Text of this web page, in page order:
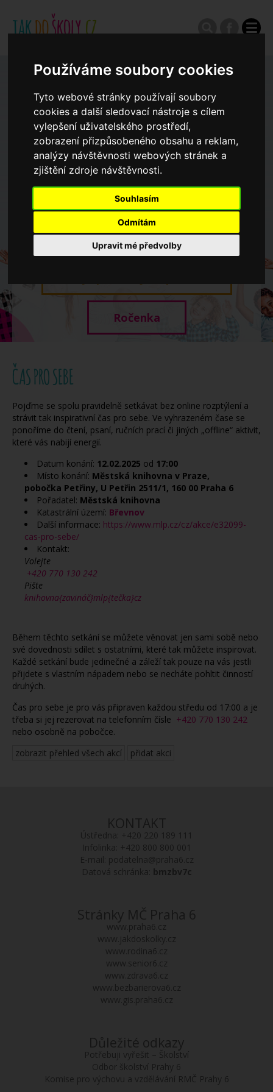
Používáme soubory cookies
Tyto webové stránky používají soubory
cookies a další sledovací nástroje s cílem
vylepšení uživatelského prostředí,
zobrazení přizpůsobeného obsahu a reklam,
analýzy návštěvnosti webových stránek a
zjištění zdroje návštěvnosti.
Souhlasím
Odmítám
Upravit mé předvolby
Zápisy do ZŠ 2026/27
Výroční zprávy
Spádové oblasti ZŠ
Koncepce školství
Dny otevřených dveří ZŠ
Ročenka
ČAS PRO SEBE
Pojďme se spolu pravidelně setkávat bez online rozptýlení a
strávit tak inspirativní čas pro sebe. Ve vyhrazeném čase se
ponoříme do čtení, psaní, ručních prací či jiných „offline“ aktivit,
které vás nabijí energií.
Datum konání: 12.02.2025 od 17:00
Místo konání: Městská knihovna v Praze,
pobočka Petřiny, U Petřin 2511/1, 160 00 Praha 6
Pořadatel: Městská knihovna
Katastrální území: Břevnov
Další informace: https://www.mlp.cz/cz/akce/e32099-
cas-pro-sebe/
Kontakt:
Volejte
+420 770 130 242
Pište
knihovna{zavináč}mlp{tečka}cz
Během těchto setkání se můžete věnovat jen sami sobě nebo
své dovednosti sdílet s ostatními, které tak můžete inspirovat.
Každé setkání bude jedinečné a záleží tak pouze na vás jestli
přijdete s vlastním nápadem nebo se necháte pohltit činností
druhých.
Čas pro sebe je pro vás připraven každou středu od 17:00 a je
třeba si jej rezerovat na telefonním čísle +420 770 130 242
nebo osobně na pobočce.
zobrazit přehled všech akcí
přidat akci
KONTAKT
Ústředna: +420 220 189 111
Infolinka: +420 800 800 001
E-mail: podatelna@praha6.cz
Datová schránka: bmzbv7c
Stránky MČ Praha 6
www.praha6.cz
www.jakdoskolky.cz
www.rodina6.cz
www.senior6.cz
www.zdrava6.cz
www.bezbarierova6.cz
www.gis.praha6.cz
Důležité odkazy
Potřebuji vyřešit – Školství
Odbor školství Prahy 6
Komise pro výchovu a vzdělávání RMČ Prahy 6